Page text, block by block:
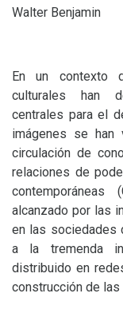
Walter Benjamin
En un contexto
culturales han
centrales para el
imágenes se han
circulación de
relaciones de
alcanzado por las
en las sociedades
a la tremenda
distribuido en
construcción de